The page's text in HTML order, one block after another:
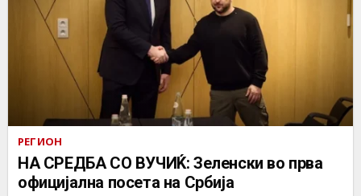
РЕГИОН
НА СРЕДБА СО ВУЧИЌ: Зеленски во прва
официјална посета на Србија